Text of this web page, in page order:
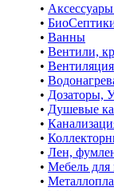
•
•
• Ванны
• Вентили,
• Вентиляция
•
• Дозаторы,
• Душевые
•
•
• Лен,
• Мебель
•